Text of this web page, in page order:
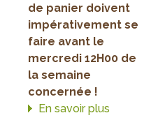
de panier doivent
impérativement se
faire avant le
mercredi 12H00 de
la semaine
concernée !
En savoir plus